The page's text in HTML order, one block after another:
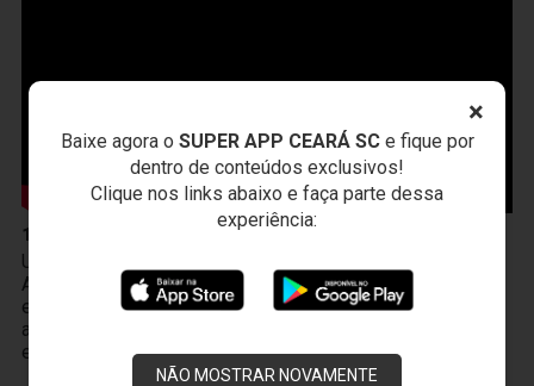
×
Baixe agora o SUPER APP CEARÁ SCe fique por
dentro de conteúdos exclusivos!
Clique nos links abaixo e faça parte dessa
experiência:
NÃO MOSTRAR NOVAMENTE
10 de Abril
Um novo produto chegou à Vozão TV! O PodFalar,
Alvinegro, podcast oficial do Ceará SC. No terceiro
episódio, os atletas João Gabriel e Melk comentam sobre
a transição da base ao profissional, a integração existente
entre Cidade Vozão e Porangabuçu e o m